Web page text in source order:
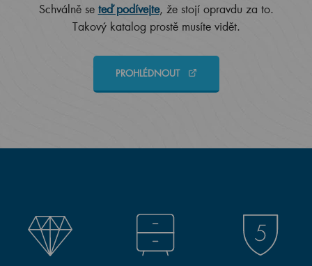
Schválně se teď podívejte, že stojí opravdu za to.
Takový katalog prostě musíte vidět.
PROHLÉDNOUT